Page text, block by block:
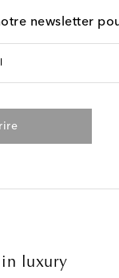
newsletter
luxury